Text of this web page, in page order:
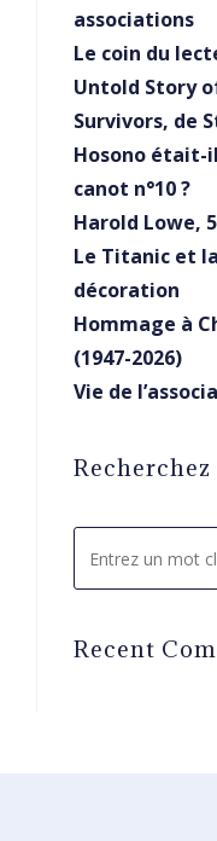
associations
Le coin du
Untold Story
Survivors, de
Hosono était-
canot n°10 ?
Harold Lowe,
Le Titanic et
décoration
Hommage à
(1947-2026)
Vie de
Recent